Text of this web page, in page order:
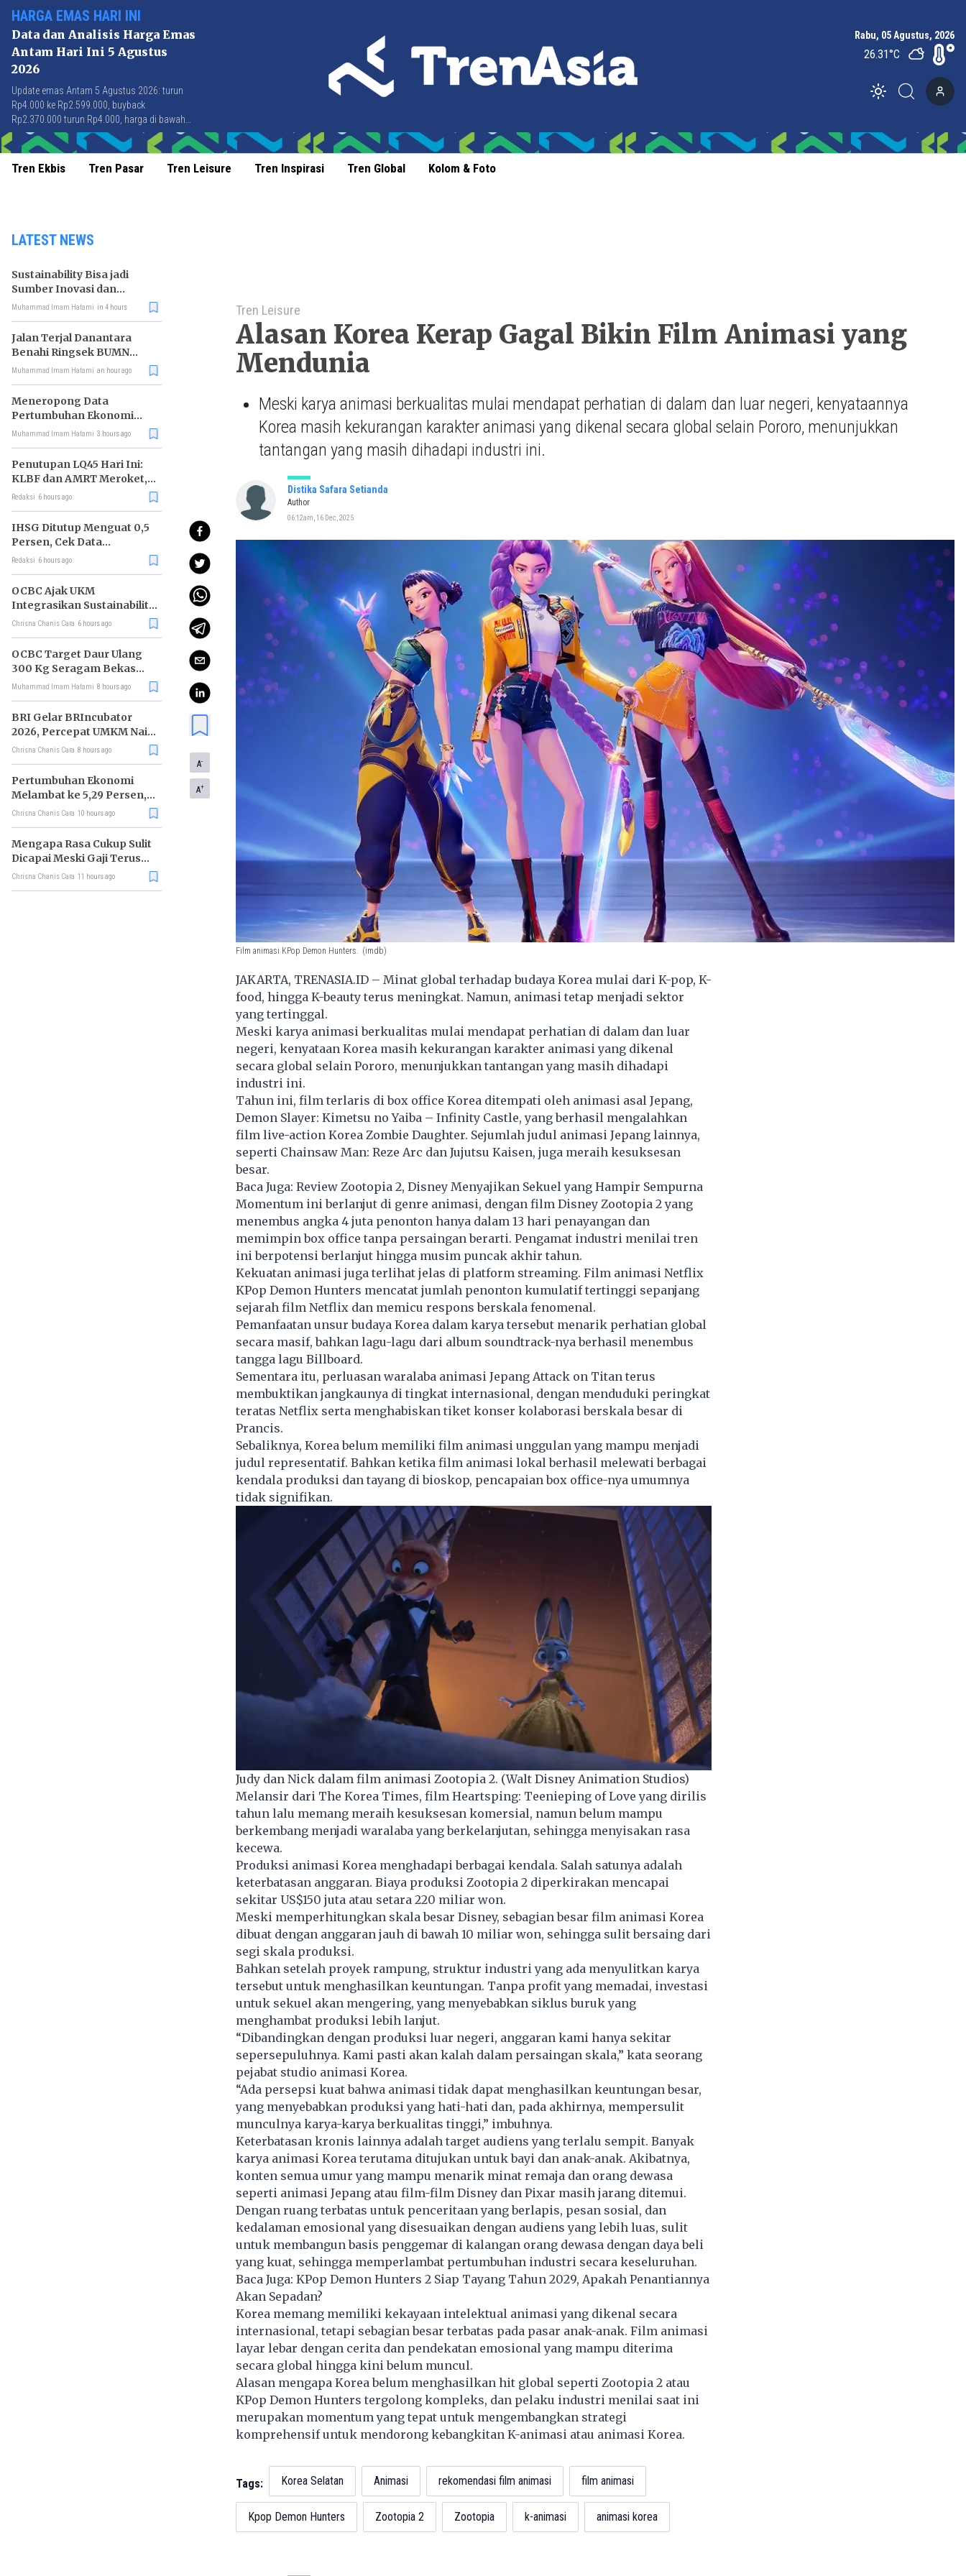
HARGA EMAS HARI INI
Data dan Analisis Harga Emas
Antam Hari Ini 5 Agustus
2026
Update emas Antam 5 Agustus 2026: turun
Rp4.000 ke Rp2.599.000, buyback
Rp2.370.000 turun Rp4.000, harga di bawah
Rp2.600.000 pertama kali sejak 21 Juli 2026.
Rabu, 05 Agustus, 2026
26.31°C
Toggle theme
Tren Ekbis Tren Pasar Tren Leisure Tren Inspirasi Tren Global Kolom & Foto
LATEST NEWS
Sustainability Bisa jadi
Sumber Inovasi dan
Peluang Bisnis
Muhammad Imam Hatami in 4 hours
Jalan Terjal Danantara
Benahi Ringsek BUMN
Karya
Muhammad Imam Hatami an hour ago
Meneropong Data
Pertumbuhan Ekonomi
Kuartal II 2026
Muhammad Imam Hatami 3 hours ago
Penutupan LQ45 Hari Ini:
KLBF dan AMRT Meroket,
MAPI Tiarap
Redaksi 6 hours ago
IHSG Ditutup Menguat 0,5
Persen, Cek Data
Lengkapnya
Redaksi 6 hours ago
OCBC Ajak UKM
Integrasikan Sustainability
ke Model Bisnis lewat
Chrisna Chanis Cara 6 hours ago
OCBC Target Daur Ulang
300 Kg Seragam Bekas
Pada 2026
Muhammad Imam Hatami 8 hours ago
BRI Gelar BRIncubator
2026, Percepat UMKM Naik
Kelas dan Tembus Pasar
Chrisna Chanis Cara 8 hours ago
Pertumbuhan Ekonomi
Melambat ke 5,29 Persen,
RI Mulai Kehilangan
Chrisna Chanis Cara 10 hours ago
Mengapa Rasa Cukup Sulit
Dicapai Meski Gaji Terus
Bertambah?
Chrisna Chanis Cara 11 hours ago
A-
A+
Tren Leisure
Alasan Korea Kerap Gagal Bikin Film Animasi yang
Mendunia
Meski karya animasi berkualitas mulai mendapat perhatian di dalam dan luar negeri, kenyataannya
Korea masih kekurangan karakter animasi yang dikenal secara global selain Pororo, menunjukkan
tantangan yang masih dihadapi industri ini.
Distika Safara Setianda
Author
06:12am, 16 Dec, 2025
Film animasi KPop Demon Hunters. (imdb)
JAKARTA, TRENASIA.ID – Minat global terhadap budaya Korea mulai dari K-pop, K-
food, hingga K-beauty terus meningkat. Namun, animasi tetap menjadi sektor
yang tertinggal.
Meski karya animasi berkualitas mulai mendapat perhatian di dalam dan luar
negeri, kenyataan Korea masih kekurangan karakter animasi yang dikenal
secara global selain Pororo, menunjukkan tantangan yang masih dihadapi
industri ini.
Tahun ini, film terlaris di box office Korea ditempati oleh animasi asal Jepang,
Demon Slayer: Kimetsu no Yaiba – Infinity Castle, yang berhasil mengalahkan
film live-action Korea Zombie Daughter. Sejumlah judul animasi Jepang lainnya,
seperti Chainsaw Man: Reze Arc dan Jujutsu Kaisen, juga meraih kesuksesan
besar.
Baca Juga: Review Zootopia 2, Disney Menyajikan Sekuel yang Hampir Sempurna
Momentum ini berlanjut di genre animasi, dengan film Disney Zootopia 2 yang
menembus angka 4 juta penonton hanya dalam 13 hari penayangan dan
memimpin box office tanpa persaingan berarti. Pengamat industri menilai tren
ini berpotensi berlanjut hingga musim puncak akhir tahun.
Kekuatan animasi juga terlihat jelas di platform streaming. Film animasi Netflix
KPop Demon Hunters mencatat jumlah penonton kumulatif tertinggi sepanjang
sejarah film Netflix dan memicu respons berskala fenomenal.
Pemanfaatan unsur budaya Korea dalam karya tersebut menarik perhatian global
secara masif, bahkan lagu-lagu dari album soundtrack-nya berhasil menembus
tangga lagu Billboard.
Sementara itu, perluasan waralaba animasi Jepang Attack on Titan terus
membuktikan jangkaunya di tingkat internasional, dengan menduduki peringkat
teratas Netflix serta menghabiskan tiket konser kolaborasi berskala besar di
Prancis.
Sebaliknya, Korea belum memiliki film animasi unggulan yang mampu menjadi
judul representatif. Bahkan ketika film animasi lokal berhasil melewati berbagai
kendala produksi dan tayang di bioskop, pencapaian box office-nya umumnya
tidak signifikan.
Judy dan Nick dalam film animasi Zootopia 2. (Walt Disney Animation Studios)
Melansir dari The Korea Times, film Heartsping: Teenieping of Love yang dirilis
tahun lalu memang meraih kesuksesan komersial, namun belum mampu
berkembang menjadi waralaba yang berkelanjutan, sehingga menyisakan rasa
kecewa.
Produksi animasi Korea menghadapi berbagai kendala. Salah satunya adalah
keterbatasan anggaran. Biaya produksi Zootopia 2 diperkirakan mencapai
sekitar US$150 juta atau setara 220 miliar won.
Meski memperhitungkan skala besar Disney, sebagian besar film animasi Korea
dibuat dengan anggaran jauh di bawah 10 miliar won, sehingga sulit bersaing dari
segi skala produksi.
Bahkan setelah proyek rampung, struktur industri yang ada menyulitkan karya
tersebut untuk menghasilkan keuntungan. Tanpa profit yang memadai, investasi
untuk sekuel akan mengering, yang menyebabkan siklus buruk yang
menghambat produksi lebih lanjut.
“Dibandingkan dengan produksi luar negeri, anggaran kami hanya sekitar
sepersepuluhnya. Kami pasti akan kalah dalam persaingan skala,” kata seorang
pejabat studio animasi Korea.
“Ada persepsi kuat bahwa animasi tidak dapat menghasilkan keuntungan besar,
yang menyebabkan produksi yang hati-hati dan, pada akhirnya, mempersulit
munculnya karya-karya berkualitas tinggi,” imbuhnya.
Keterbatasan kronis lainnya adalah target audiens yang terlalu sempit. Banyak
karya animasi Korea terutama ditujukan untuk bayi dan anak-anak. Akibatnya,
konten semua umur yang mampu menarik minat remaja dan orang dewasa
seperti animasi Jepang atau film-film Disney dan Pixar masih jarang ditemui.
Dengan ruang terbatas untuk penceritaan yang berlapis, pesan sosial, dan
kedalaman emosional yang disesuaikan dengan audiens yang lebih luas, sulit
untuk membangun basis penggemar di kalangan orang dewasa dengan daya beli
yang kuat, sehingga memperlambat pertumbuhan industri secara keseluruhan.
Baca Juga: KPop Demon Hunters 2 Siap Tayang Tahun 2029, Apakah Penantiannya
Akan Sepadan?
Korea memang memiliki kekayaan intelektual animasi yang dikenal secara
internasional, tetapi sebagian besar terbatas pada pasar anak-anak. Film animasi
layar lebar dengan cerita dan pendekatan emosional yang mampu diterima
secara global hingga kini belum muncul.
Alasan mengapa Korea belum menghasilkan hit global seperti Zootopia 2 atau
KPop Demon Hunters tergolong kompleks, dan pelaku industri menilai saat ini
merupakan momentum yang tepat untuk mengembangkan strategi
komprehensif untuk mendorong kebangkitan K-animasi atau animasi Korea.
Tags: Korea Selatan Animasi rekomendasi film animasi film animasi
Kpop Demon Hunters Zootopia 2 Zootopia k-animasi animasi korea